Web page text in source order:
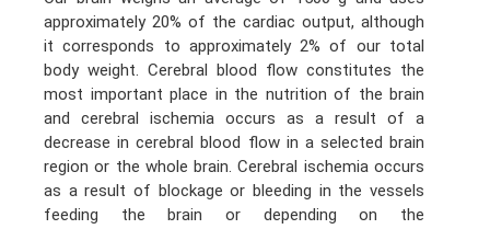
approximately 20% of the cardiac output, although
it corresponds to approximately 2% of our total
body weight. Cerebral blood flow constitutes the
most important place in the nutrition of the brain
and cerebral ischemia occurs as a result of a
decrease in cerebral blood flow in a selected brain
region or the whole brain. Cerebral ischemia occurs
as a result of blockage or bleeding in the vessels
feeding the brain or depending on the